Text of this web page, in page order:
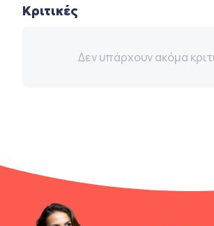
Κριτικές
Δεν υπάρχουν ακόμα